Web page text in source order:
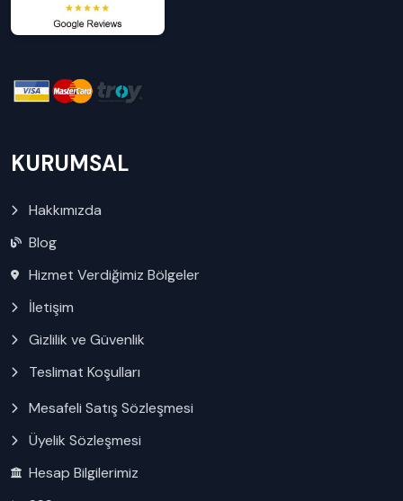
KURUMSAL
Hakkımızda
Blog
Hizmet Verdiğimiz Bölgeler
İletişim
Gizlilik ve Güvenlik
Teslimat Koşulları
Mesafeli Satış Sözleşmesi
Üyelik Sözleşmesi
Hesap Bilgilerimiz